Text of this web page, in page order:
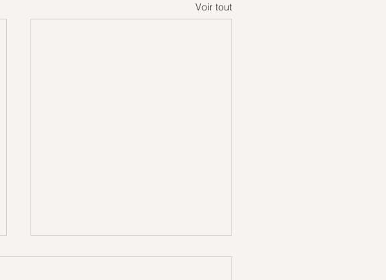
Voir tout